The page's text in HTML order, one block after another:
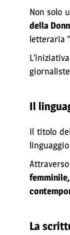
Non solo
della
letteraria
Il
Il titolo
La